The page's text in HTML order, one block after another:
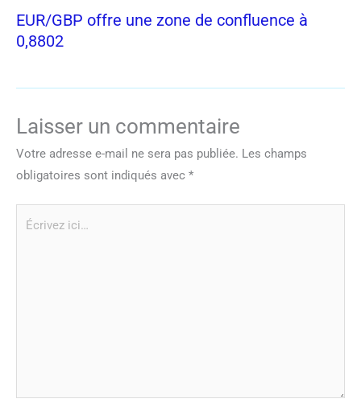
EUR/GBP offre une zone de confluence à
0,8802
Laisser un commentaire
Votre adresse e-mail ne sera pas publiée. Les champs
obligatoires sont indiqués avec *